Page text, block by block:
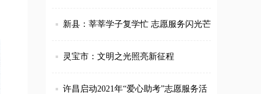
新县：莘莘学子复学忙 志愿服务闪光芒
灵宝市：文明之光照亮新征程
许昌启动2021年“爱心助考”志愿服务活